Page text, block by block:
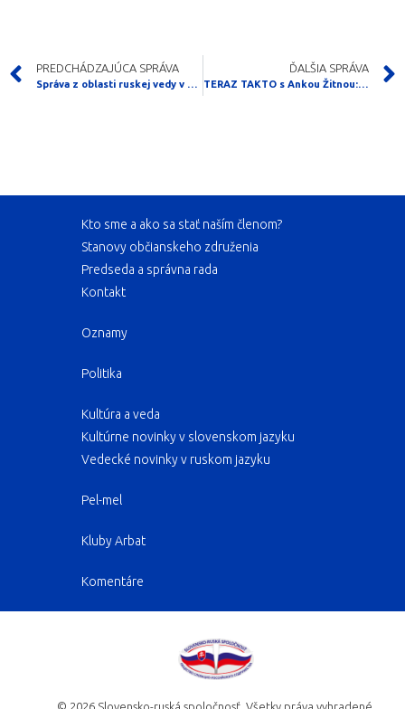
PREDCHÁDZAJÚCA SPRÁVA
Správa z oblasti ruskej vedy v pôvodnom znení (scientificrussia.ru)
ĎALŠIA SPRÁVA
TERAZ TAKTO s Ankou Žitnou: „Neschopná karieristka a chodiaca kvóta,“ komentuje Kamalu Harrisovú Jaroslav Daniška
Kto sme a ako sa stať naším členom?
Stanovy občianskeho združenia
Predseda a správna rada
Kontakt
Oznamy
Politika
Kultúra a veda
Kultúrne novinky v slovenskom jazyku
Vedecké novinky v ruskom jazyku
Pel-mel
Kluby Arbat
Komentáre
© 2026 Slovensko-ruská spoločnosť. Všetky práva vyhradené.